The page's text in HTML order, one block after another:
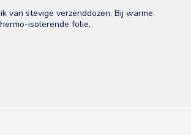
van stevige verzenddozen. Bij warme
isolerende folie.